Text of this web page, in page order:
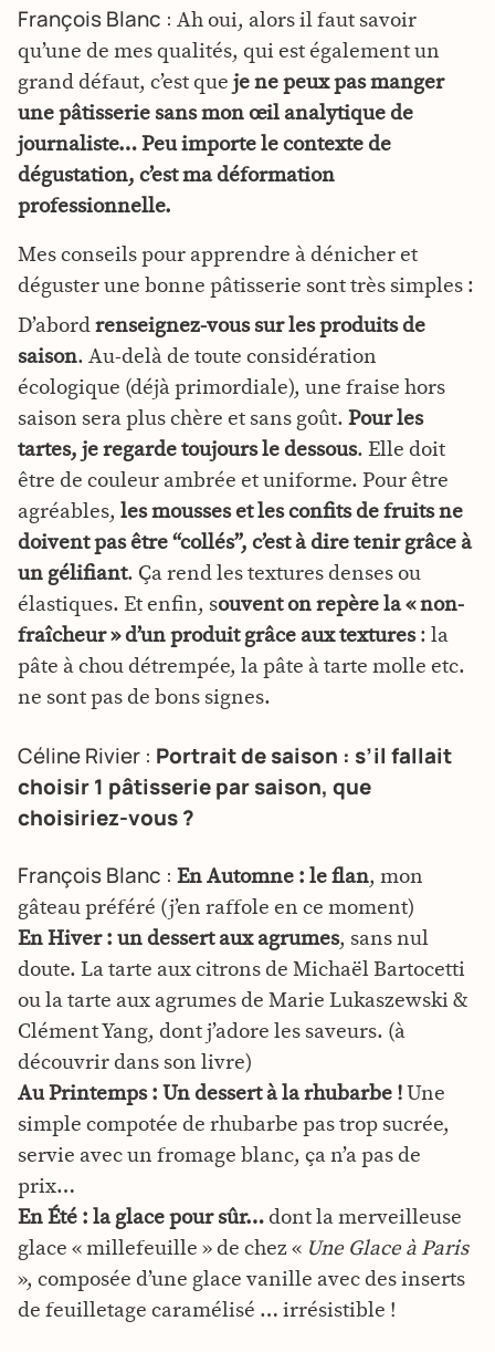
François Blanc : Ah oui, alors il faut savoir
qu’une de mes qualités, qui est également un
grand défaut, c’est que je ne peux pas manger
une pâtisserie sans mon œil analytique de
journaliste… Peu importe le contexte de
dégustation, c’est ma déformation
professionnelle.
Mes conseils pour apprendre à dénicher et
déguster une bonne pâtisserie sont très simples :
D’abord renseignez-vous sur les produits de
saison. Au-delà de toute considération
écologique (déjà primordiale), une fraise hors
saison sera plus chère et sans goût. Pour les
tartes, je regarde toujours le dessous. Elle doit
être de couleur ambrée et uniforme. Pour être
agréables, les mousses et les confits de fruits ne
doivent pas être “collés”, c’est à dire tenir grâce à
un gélifiant. Ça rend les textures denses ou
élastiques. Et enfin, souvent on repère la « non-
fraîcheur » d’un produit grâce aux textures: la
pâte à chou détrempée, la pâte à tarte molle etc.
ne sont pas de bons signes.
Céline Rivier : Portrait de saison : s’il fallait
choisir 1 pâtisserie par saison, que
choisiriez-vous ?
François Blanc : En Automne : le flan, mon
gâteau préféré (j’en raffole en ce moment)
En Hiver : un dessert aux agrumes, sans nul
doute. La tarte aux citrons de Michaël Bartocetti
ou la tarte aux agrumes de Marie Lukaszewski &
Clément Yang, dont j’adore les saveurs. (à
découvrir dans son livre)
Au Printemps : Un dessert à la rhubarbe ! Une
simple compotée de rhubarbe pas trop sucrée,
servie avec un fromage blanc, ça n’a pas de
prix…
En Été : la glace pour sûr… dont la merveilleuse
glace « millefeuille » de chez « Une Glace à Paris
», composée d’une glace vanille avec des inserts
de feuilletage caramélisé … irrésistible !